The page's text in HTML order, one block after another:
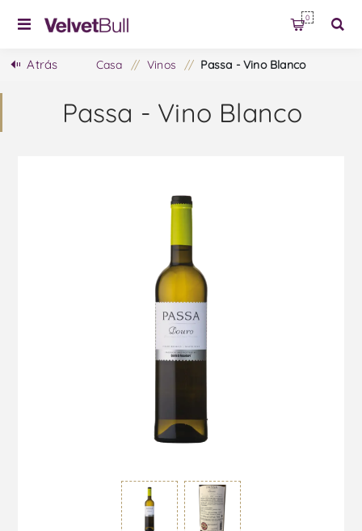
0
Atrás Casa / Vinos / Passa - Vino Blanco
Passa - Vino Blanco